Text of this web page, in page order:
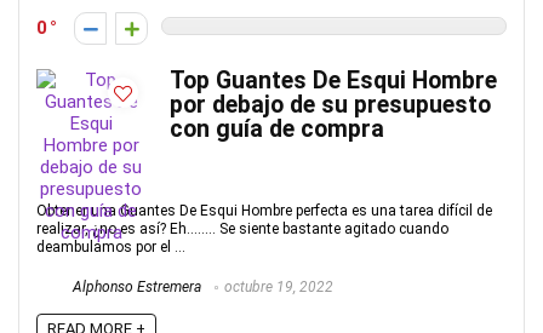
0
Top Guantes De Esqui Hombre
por debajo de su presupuesto
con guía de compra
Obtener una Guantes De Esqui Hombre perfecta es una tarea difícil de
realizar, ¿no es así? Eh…….. Se siente bastante agitado cuando
deambulamos por el ...
Alphonso Estremera octubre 19, 2022
READ MORE +